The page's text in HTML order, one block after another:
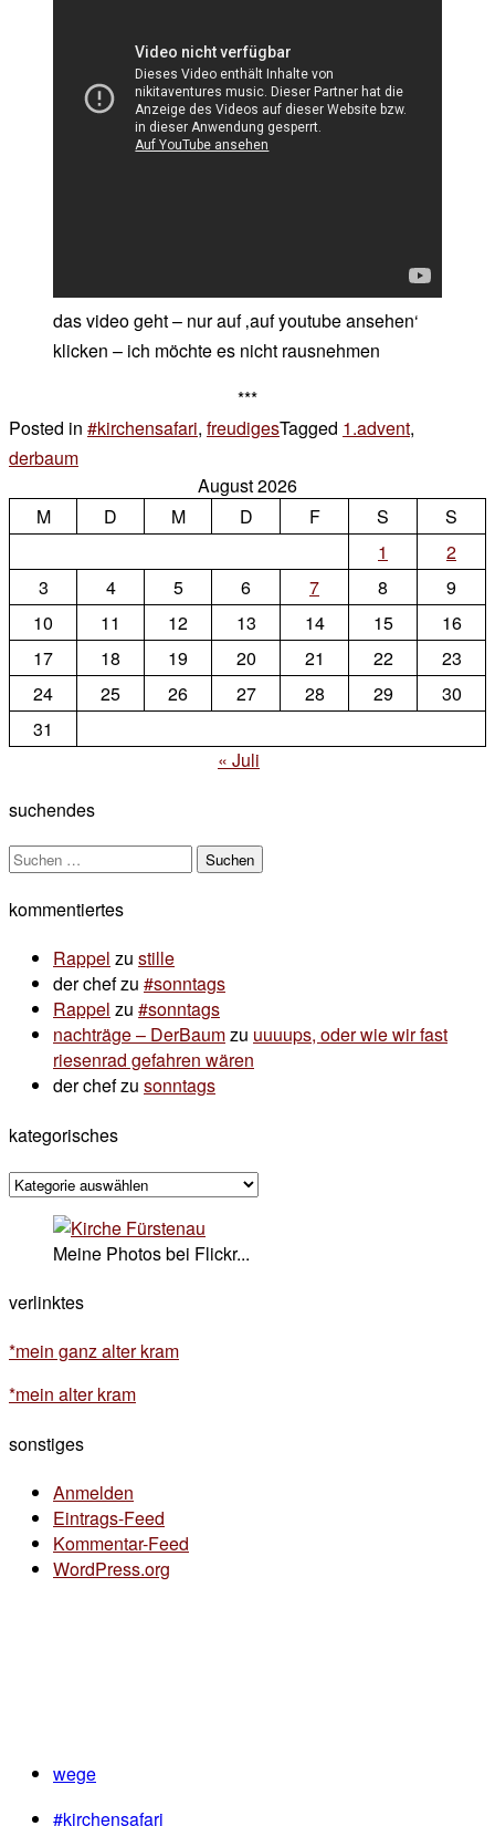
das video geht – nur auf ‚auf youtube ansehen‘
klicken – ich möchte es nicht rausnehmen
***
Posted in #kirchensafari, freudigesTagged 1.advent,
derbaum
August 2026
M
D M D F S
S
1
2
3
4 5 6 7 8
9
10
11 12 13 14 15
16
17
18 19 20 21 22
23
24
25 26 27 28 29
30
31
« Juli
suchendes
Suchen
kommentiertes
Rappel zu stille
der chefzu #sonntags
Rappel zu #sonntags
nachträge – DerBaumzu uuuups, oder wie wir fast
riesenrad gefahren wären
der chefzu sonntags
kategorisches
kategorisches
Meine Photos bei Flickr...
verlinktes
*mein ganz alter kram
*mein alter kram
sonstiges
Anmelden
Eintrags-Feed
Kommentar-Feed
WordPress.org
wege
#kirchensafari